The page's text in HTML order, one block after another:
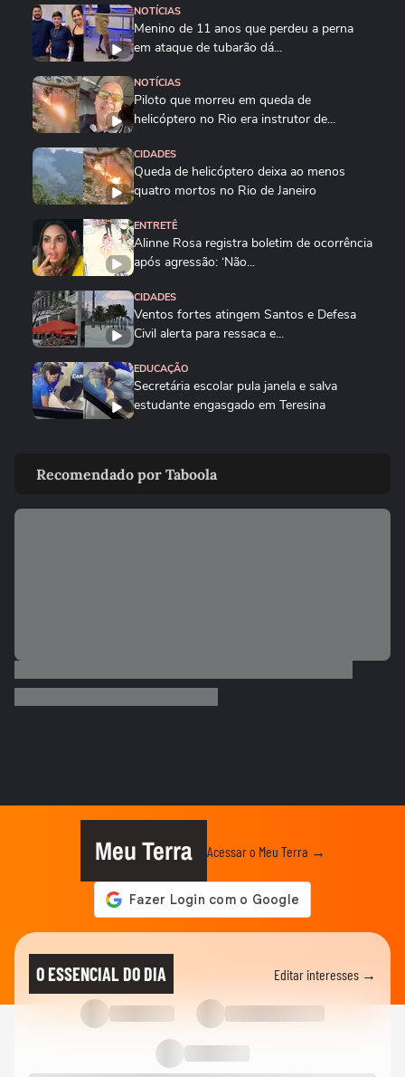
NOTÍCIAS
Menino de 11 anos que perdeu a perna
em ataque de tubarão dá...
NOTÍCIAS
Piloto que morreu em queda de
helicóptero no Rio era instrutor de...
CIDADES
Queda de helicóptero deixa ao menos
quatro mortos no Rio de Janeiro
ENTRETÊ
Alinne Rosa registra boletim de ocorrência
após agressão: ‘Não...
CIDADES
Ventos fortes atingem Santos e Defesa
Civil alerta para ressaca e...
EDUCAÇÃO
Secretária escolar pula janela e salva
estudante engasgado em Teresina
população retorne para casa e...
CIDADES
veículo por policiais...
Tornado atinge cidade do RS pela
segunda semana seguida; veja
Chegada de ciclone provoca granizo e
afeta mais de 100 casas no RS
Vídeo mostra o momento em que pai e
madrasta suspeitos de matar...
Recomendado por Taboola
Meu Terra Acessar o Meu Terra →
O ESSENCIAL DO DIA Editar interesses →